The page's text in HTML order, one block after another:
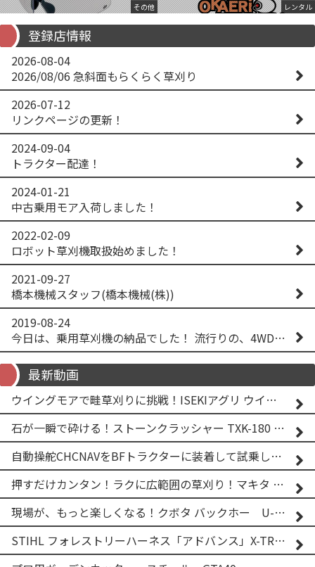
その他 レンタル
登録店情報
2026-08-04
2026/08/06 急斜面もらくらく草刈り
2026-07-12
リンクページの更新！
2024-09-04
トラクター配達！
2024-01-21
中古乗用モア入荷しました！
2022-02-09
ロボット草刈機取扱始めました！
2021-09-27
橋本機械スタッフ(橋本機械(株))
2019-08-24
今日は、乗用草刈機の納品でした！ 流行りの、4WD！ #イセキアグリ #オーレック #四駆 #増税間近
最新動画
ウイングモアで畦草刈りに挑戦！ISEKIアグリ ウイングモア WM746AF
石が一瞬で砕ける！ストーンクラッシャー TXK-180 実演
自動操舵CHCNAVをBFトラクターに装着して試乗してみた！！ CHCNAV NX610
押すだけカンタン！ラクに広範囲の草刈り！マキタ バッテリー式草刈り機 MUG001G 2
現場が、もっと楽しくなる！クボタ バックホー U-25-3A
STIHL フォレストリーハーネス「アドバンス」X-TREEm